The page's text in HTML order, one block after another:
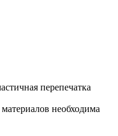
перепечатка
необходима